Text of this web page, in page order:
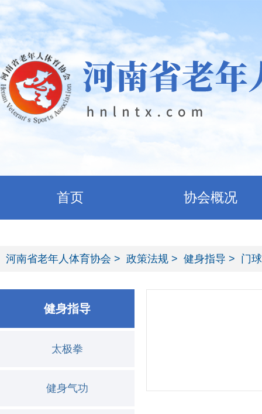
首页 协会概况
河南省老年人体育协会 政策法规 健身指导 门球
健身指导
太极拳
健身气功